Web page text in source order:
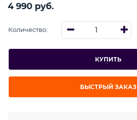
4 990 руб.
Количество:
КУПИТЬ
БЫСТРЫЙ ЗАКАЗ